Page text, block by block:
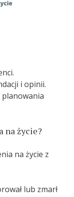
i opinii.
planowania
na życie?
na życie z
lub zmarł